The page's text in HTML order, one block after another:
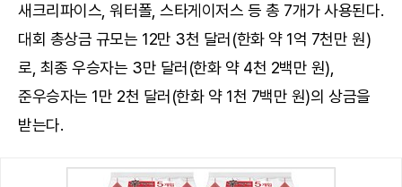
새크리파이스, 워터폴, 스타게이저스 등 총 7개가 사용된다.
대회 총상금 규모는 12만 3천 달러(한화 약 1억 7천만 원)
로, 최종 우승자는 3만 달러(한화 약 4천 2백만 원),
준우승자는 1만 2천 달러(한화 약 1천 7백만 원)의 상금을
받는다.